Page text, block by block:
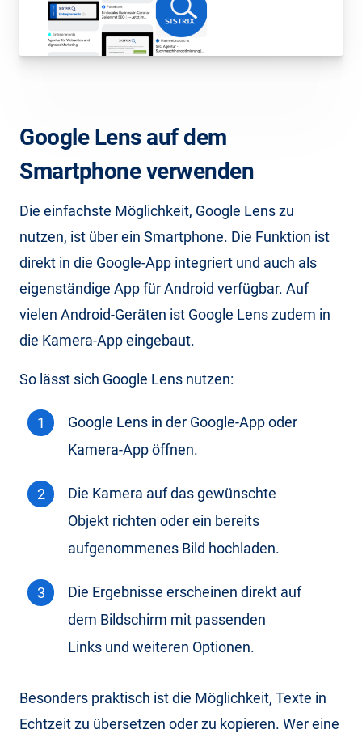
Google Lens auf dem
Smartphone verwenden
Die einfachste Möglichkeit, Google Lens zu
nutzen, ist über ein Smartphone. Die Funktion ist
direkt in die Google-App integriert und auch als
eigenständige App für Android verfügbar. Auf
vielen Android-Geräten ist Google Lens zudem in
die Kamera-App eingebaut.
So lässt sich Google Lens nutzen:
Google Lens in der Google-App oder
Kamera-App öffnen.
Die Kamera auf das gewünschte
Objekt richten oder ein bereits
aufgenommenes Bild hochladen.
Die Ergebnisse erscheinen direkt auf
dem Bildschirm mit passenden
Links und weiteren Optionen.
Besonders praktisch ist die Möglichkeit, Texte in
Echtzeit zu übersetzen oder zu kopieren. Wer eine